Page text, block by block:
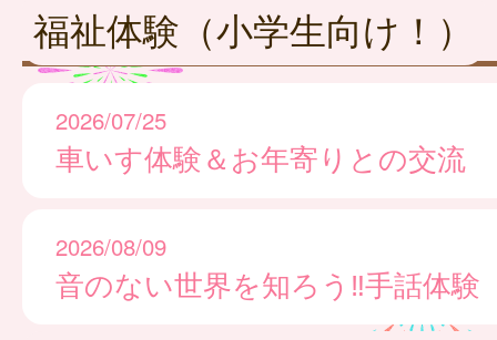
福祉体験（小学生向け！）
2026/07/25
車いす体験＆お年寄りとの交流
2026/08/09
音のない世界を知ろう‼手話体験